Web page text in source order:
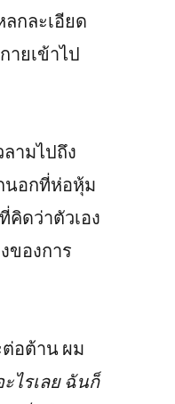
กละเอียด
ายเข้าไป
ามไปถึง
นอกที่ห่อหุ้ม
คิดว่าตัวเอง
ของการ
อต้าน ผม
ไรเลย ฉันก็